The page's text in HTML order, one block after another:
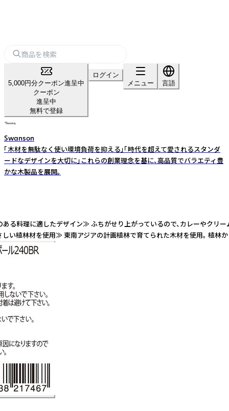
5,000円分クーポン進呈中
クーポン
進呈中
無料で登録
ログイン
メニュー
言語
Swanson
「木材を無駄なく使い環境負荷を抑える」「時代を超えて愛されるスタンダ
ードなデザインを大切に」――これらの創業理念を基に、高品質でバラエティ豊
かな木製品を展開。
料理に適したデザイン≫ ふちがせり上がっているので、カレー
林材を使用≫ 東南アジアの計画植林で育てられた木材を使用。